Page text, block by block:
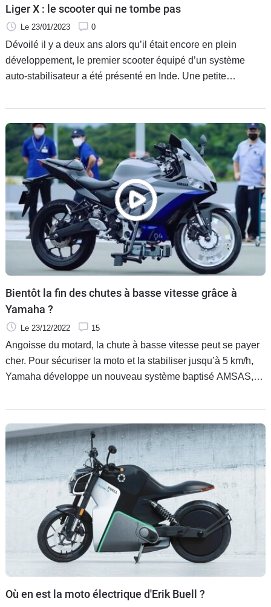
Marques
Services
Liger X : le scooter qui ne tombe pas
Le 23/01/2023 0
Dévoilé il y a deux ans alors qu’il était encore en plein
développement, le premier scooter équipé d’un système
auto-stabilisateur a été présenté en Inde. Une petite
Bientôt la fin des chutes à basse vitesse grâce à
Yamaha ?
Le 23/12/2022 15
Angoisse du motard, la chute à basse vitesse peut se payer
cher. Pour sécuriser la moto et la stabiliser jusqu’à 5 km/h,
Yamaha développe un nouveau système baptisé AMSAS,
technologie révolutionnaire que l’on pourrait voir arriver sur
les motos de série dans quelques années.
Où en est la moto électrique d'Erik Buell ?